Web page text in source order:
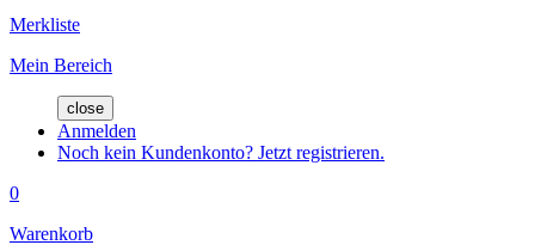
Merkliste
Mein Bereich
close
Anmelden
Noch kein Kundenkonto? Jetzt registrieren.
0
Warenkorb